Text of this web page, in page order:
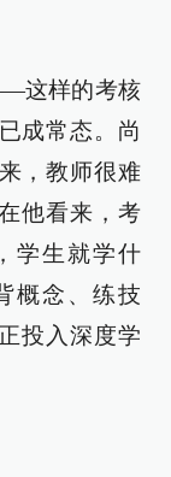
这样的考核
成常态。尚
，教师很难
他看来，考
学生就学什
概念、练技
投入深度学